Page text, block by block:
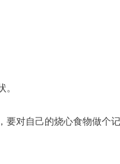
。
要对自己的烧心食物做个